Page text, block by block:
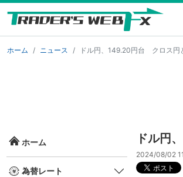
ホーム ニュース ドル円、149.20円台 クロス円
ホーム
為替レート
ドル円
2024/08/02